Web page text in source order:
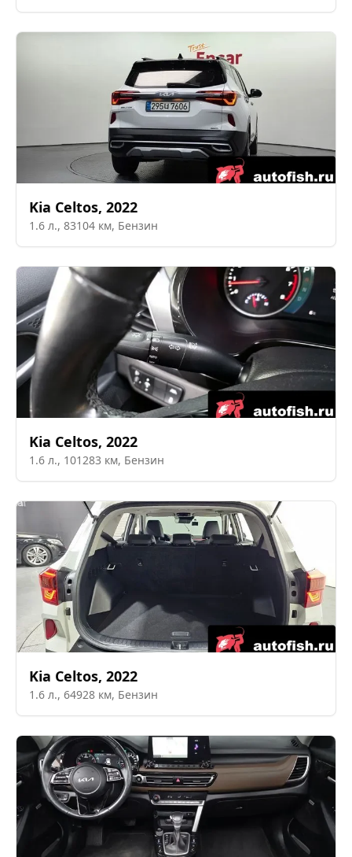
Kia Celtos, 2022
1.6 л., 83104 км, Бензин
Kia Celtos, 2022
1.6 л., 101283 км, Бензин
Kia Celtos, 2022
1.6 л., 64928 км, Бензин